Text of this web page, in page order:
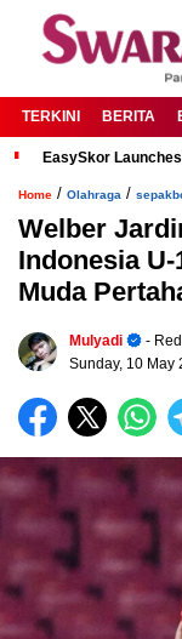
TERKINI BERITA
EasySkor
Home / Olahraga /
Welber
Indonesia
Muda
Mulyadi
-
Sunday, 10 May